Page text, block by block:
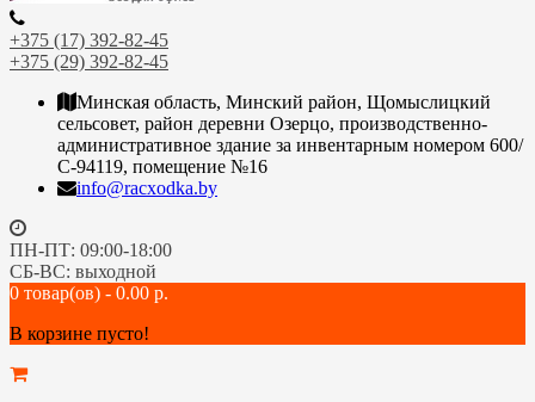
+375 (17) 392-82-45
+375 (29) 392-82-45
Минская область, Минский район, Щомыслицкий
сельсовет, район деревни Озерцо, производственно-
административное здание за инвентарным номером 600/
С-94119, помещение №16
info@racxodka.by
ПН-ПТ: 09:00-18:00
СБ-ВС: выходной
0 товар(ов) - 0.00 р.
В корзине пусто!